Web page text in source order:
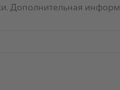
Дополнительная